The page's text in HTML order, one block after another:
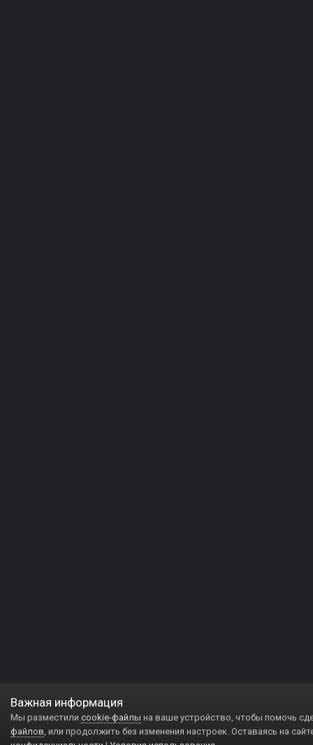
Важная информация
Мы разместили cookie-файлы на ваше устройство, чтобы помочь
файлов, или продолжить без изменения настроек. Оставаясь на